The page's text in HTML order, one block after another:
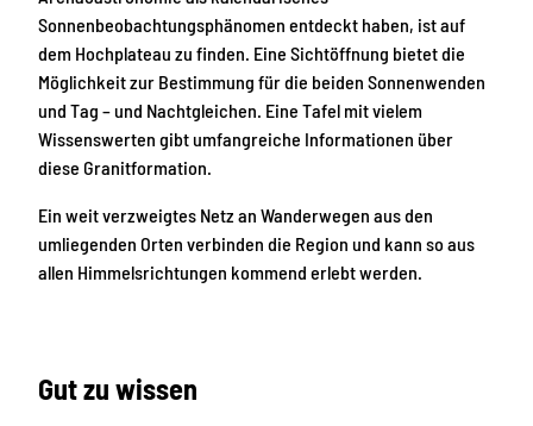
Sonnenbeobachtungsphänomen entdeckt haben, ist auf
dem Hochplateau zu finden. Eine Sichtöffnung bietet die
Möglichkeit zur Bestimmung für die beiden Sonnenwenden
und Tag – und Nachtgleichen. Eine Tafel mit vielem
Wissenswerten gibt umfangreiche Informationen über
diese Granitformation.
Ein weit verzweigtes Netz an Wanderwegen aus den
umliegenden Orten verbinden die Region und kann so aus
allen Himmelsrichtungen kommend erlebt werden.
Gut zu wissen